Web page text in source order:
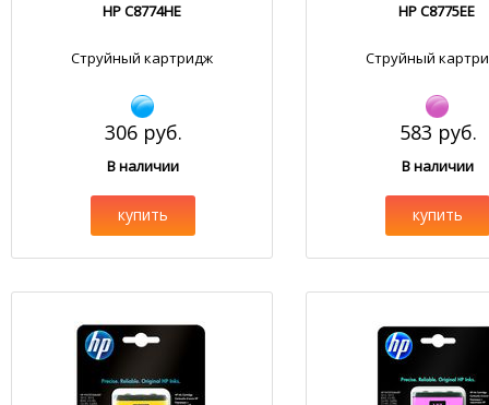
HP C8774HE
Струйный картридж
306 руб.
В наличии
купить
HP C8775EE
Струйный
583 руб.
В наличии
купить